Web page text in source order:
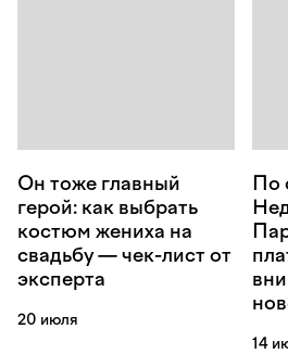
Он тоже главный
герой: как выбрать
костюм жениха на
свадьбу — чек-лист от
эксперта
20 июля
По
14